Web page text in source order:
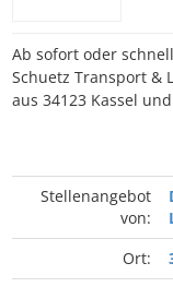
Ab sofort oder
Schuetz Transport &
aus 34123 Kassel
Stellenangebot
von:
Ort: